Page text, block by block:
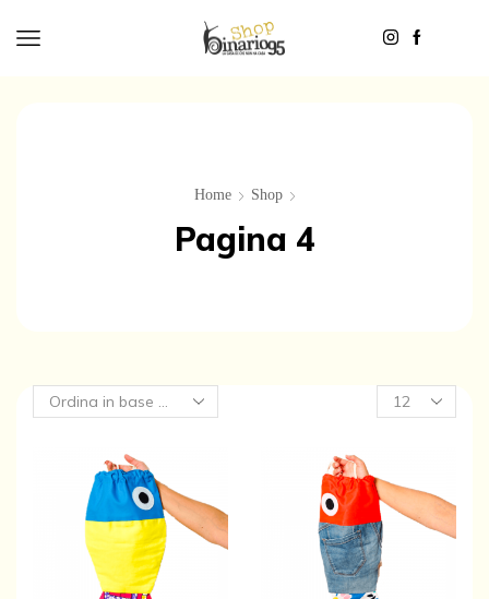
Home Shop
Pagina 4
Products
per